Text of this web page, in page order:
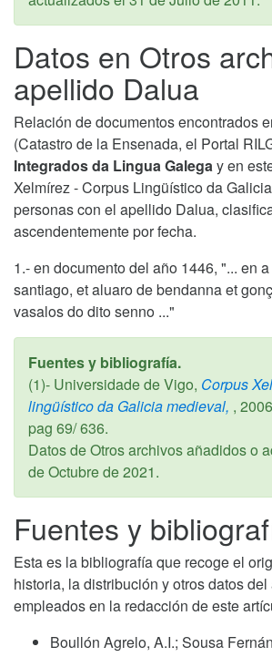
Datos en Otros
apellido Dalua
Relación de documentos encontrados
(Catastro de la Ensenada, el Portal
Integrados da Lingua Galega y en
Xelmírez - Corpus Lingüístico da
personas con el apellido Dalua,
ascendentemente por fecha.
1.- en documento del año 1446, "... en
santiago, et aluaro de bendanna et
vasalos do dito senno ..."
Fuentes y bibliografía.
(1)- Universidade de Vigo, Corpus
lingüístico da Galicia medieval, , 2006
pag 69/ 636.
Datos de Otros archivos añadidos o
de Octubre de 2021.
Fuentes y
Esta es la bibliografía que recoge el
historia, la distribución y otros datos
empleados en la redacción de este
Boullón Agrelo, A.I.; Sousa